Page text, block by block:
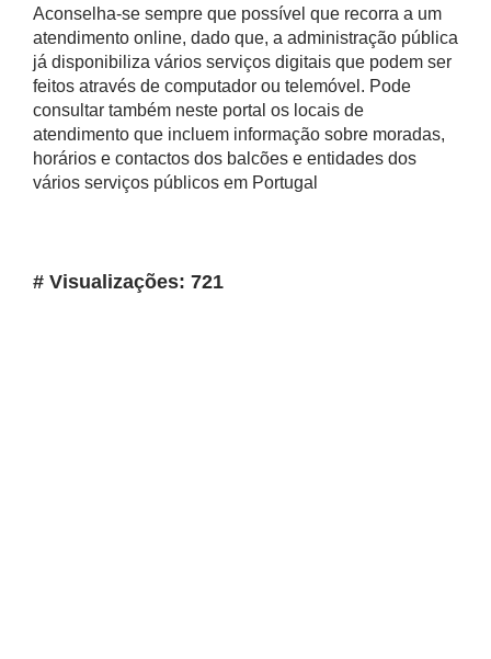
Aconselha-se sempre que possível que recorra a um
atendimento online, dado que, a administração pública
já disponibiliza vários serviços digitais que podem ser
feitos através de computador ou telemóvel. Pode
consultar também neste portal os locais de
atendimento que incluem informação sobre moradas,
horários e contactos dos balcões e entidades dos
vários serviços públicos em Portugal
# Visualizações: 721